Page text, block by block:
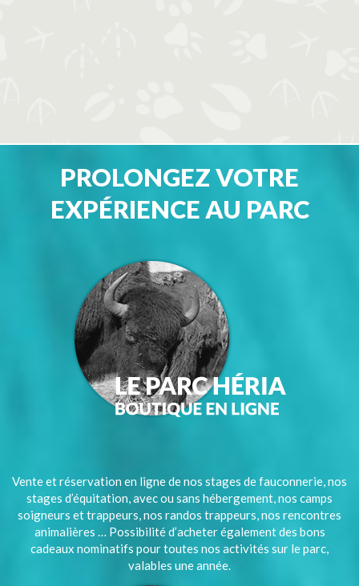
PROLONGEZ VOTRE
EXPÉRIENCE AU PARC
Vente et réservation en ligne de nos stages de fauconnerie, nos
stages d’équitation, avec ou sans hébergement, nos camps
soigneurs et trappeurs, nos randos trappeurs, nos rencontres
animalières … Possibilité d’acheter également des bons
cadeaux nominatifs pour toutes nos activités sur le parc,
valables une année.